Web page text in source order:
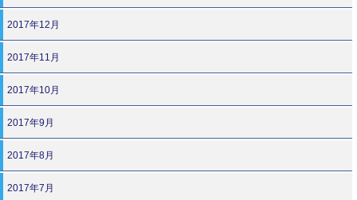
2017年12月
2017年11月
2017年10月
2017年9月
2017年8月
2017年7月